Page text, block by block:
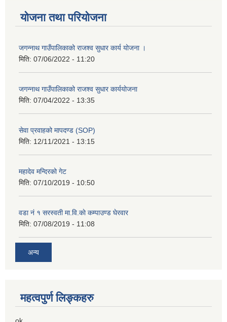
योजना तथा परियोजना
जगन्नाथ गाउँपालिकाको राजश्व सुधार कार्य योजना ।
मिति: 07/06/2022 - 11:20
जगन्नाथ गाउँपालिकाको राजश्व सुधार कार्ययोजना
मिति: 07/04/2022 - 13:35
सेवा प्रवाहको मापदण्ड (SOP)
मिति: 12/11/2021 - 13:15
महादेव मन्दिरको गेट
मिति: 07/10/2019 - 10:50
वडा नं १ सरस्वती मा.वि.काे कम्पाउण्ड घेरवार
मिति: 07/08/2019 - 11:08
अन्य
महत्वपुर्ण लिङ्कहरु